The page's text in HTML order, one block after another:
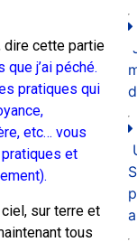
dire cette partie
j’ai péché.
pratiques qui
etc… vous
et
sur terre et
tous